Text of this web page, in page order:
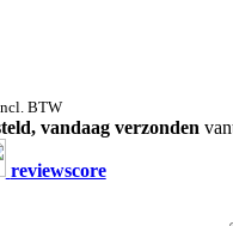
BTW
vandaag verzonden
reviewscore